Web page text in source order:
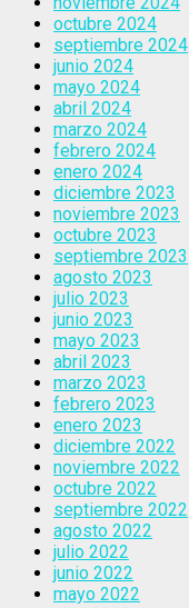
octubre 2024
septiembre 2024
junio 2024
mayo 2024
abril 2024
marzo 2024
febrero 2024
enero 2024
diciembre 2023
noviembre 2023
octubre 2023
septiembre 2023
agosto 2023
julio 2023
junio 2023
mayo 2023
abril 2023
marzo 2023
febrero 2023
enero 2023
diciembre 2022
noviembre 2022
octubre 2022
septiembre 2022
agosto 2022
julio 2022
junio 2022
mayo 2022